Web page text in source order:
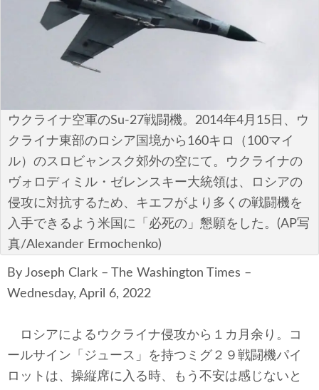
安全保障
ビジネス・経済
カルチャー
ポリシー
税制・予算
エネルギー・環境
サイバーセキュリティ―
航空宇宙・防衛
国境・移民政策
コメンタリー
ウクライナ空軍のSu-27戦闘機。2014年4月15日、ウ
クライナ東部のロシア国境から160キロ（100マイ
ル）のスロビャンスク郊外の空にて。ウクライナの
ヴォロディミル・ゼレンスキー大統領は、ロシアの
侵攻に対抗するため、キエフがより多くの戦闘機を
入手できるよう米国に「必死の」懇願をした。(AP写
真/Alexander Ermochenko)
By Joseph Clark – The Washington Times –
Wednesday, April 6, 2022
ロシアによるウクライナ侵攻から１カ月余り。コ
ールサイン「ジュース」を持つミグ２９戦闘機パイ
ロットは、操縦席に入る時、もう不安は感じないと